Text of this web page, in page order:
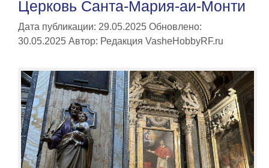
Церковь Санта-Мария-аи-Монти
Дата публикации: 29.05.2025 Обновлено:
30.05.2025 Автор: Редакция VasheHobbyRF.ru